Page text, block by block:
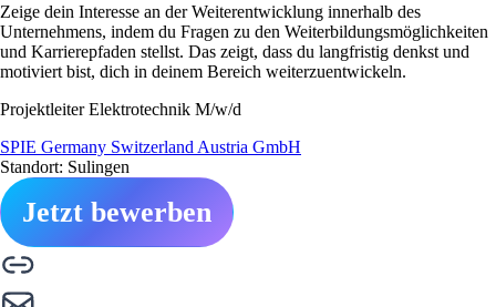
Zeige dein Interesse an der Weiterentwicklung innerhalb des
Unternehmens, indem du Fragen zu den Weiterbildungsmöglichkeiten
und Karrierepfaden stellst. Das zeigt, dass du langfristig denkst und
motiviert bist, dich in deinem Bereich weiterzuentwickeln.
Projektleiter Elektrotechnik M/w/d
SPIE Germany Switzerland Austria GmbH
Standort: Sulingen
Jetzt bewerben